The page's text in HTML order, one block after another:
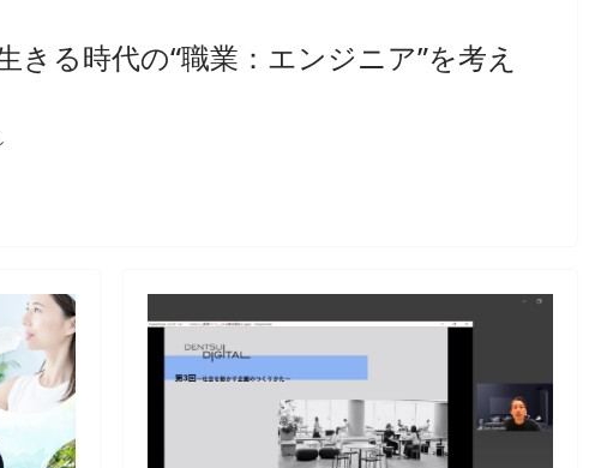
きる時代の“職業：エンジニア”を考え